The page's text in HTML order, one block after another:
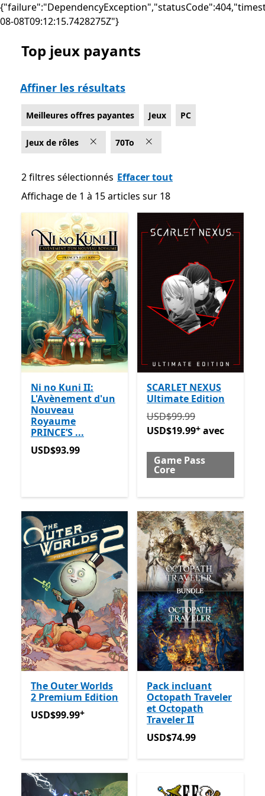
08-08T09:12:15.7428275Z"}
Liste Microsoft.com
Top jeux payants
Affiner les résultats
Meilleures offres payantes Jeux PC
Jeux de rôles 70To
2 filtres sélectionnés Effacer tout
Affichage de 1 à 15 articles sur 18
Affichage de 1 à 15 articles sur 18
Ni no Kuni II:
L'Avènement d'un
Nouveau
Royaume
PRINCE’S ...
USD$93.99
USD$93.99
SCARLET NEXUS
Ultimate Edition
Initialement USD$99.99
USD$99.99
USD$19.99+ avec
Game Pass
Core
The Outer Worlds
2 Premium Edition
USD$99.99Avec des achats dans l’application
USD$99.99+
Pack incluant
Octopath Traveler
et Octopath
Traveler II
USD$74.99
USD$74.99